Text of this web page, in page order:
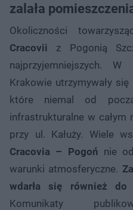
zalała
Okoliczności
Cracovii z Pogonią
najprzyjemniejszych.
Krakowie utrzymywały
które niemal od
infrastrukturalne w całym
przy ul. Kałuży. Wiele
Cracovia – Pogoń nie
warunki atmosferyczne.
wdarła się również do
Komunikaty